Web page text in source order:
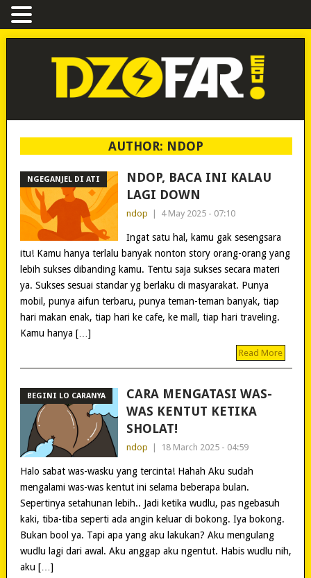
AUTHOR: NDOP
NGEGANJEL DI ATI
NDOP, BACA INI KALAU
LAGI DOWN
ndop 4 May 2025 - 07:10
Ingat satu hal, kamu gak sesengsara
itu! Kamu hanya terlalu banyak nonton story orang-orang yang
lebih sukses dibanding kamu. Tentu saja sukses secara materi
ya. Sukses sesuai standar yg berlaku di masyarakat. Punya
mobil, punya aifun terbaru, punya teman-teman banyak, tiap
hari makan enak, tiap hari ke cafe, ke mall, tiap hari traveling.
Kamu hanya […]
Read More
BEGINI LO CARANYA
CARA MENGATASI WAS-
WAS KENTUT KETIKA
SHOLAT!
ndop 18 March 2025 - 04:59
Halo sabat was-wasku yang tercinta! Hahah Aku sudah
mengalami was-was kentut ini selama beberapa bulan.
Sepertinya setahunan lebih.. Jadi ketika wudlu, pas ngebasuh
kaki, tiba-tiba seperti ada angin keluar di bokong. Iya bokong.
Bukan bool ya. Tapi apa yang aku lakukan? Aku mengulang
wudlu lagi dari awal. Aku anggap aku ngentut. Habis wudlu nih,
aku […]